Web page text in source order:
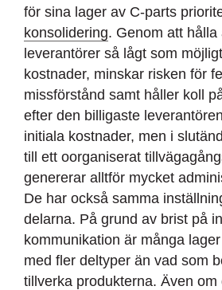
för sina lager av C-parts
konsolidering. Genom att hålla
leverantörer så lågt som
kostnader, minskar risken för
missförstånd samt håller koll
efter den billigaste
initiala kostnader, men i
till ett oorganiserat
genererar alltför mycket
De har också samma
delarna. På grund av brist på
kommunikation är många
med fler deltyper än vad som
tillverka produkterna. Även om